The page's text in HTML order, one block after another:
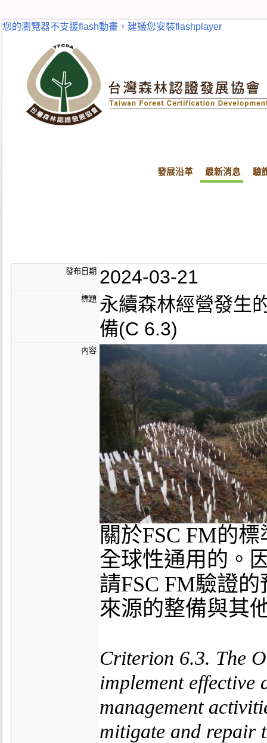
您的瀏覽器不支援flash動畫，建議您安裝flashplayer
發展沿革 最新消息 驗
發布日期 2024-03-21
標題 永續森林經營發生
備(C 6.3)
內容
關於FSC FM的
全球性通用的。
請FSC FM驗證
來源的整備與其
Criterion 6.3. The
implement effective
management
mitigate and repair